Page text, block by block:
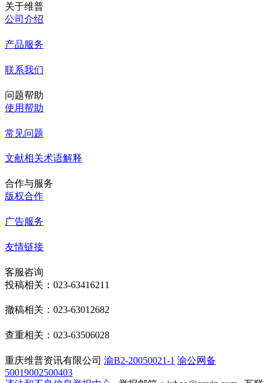
关于维普
公司介绍
产品服务
联系我们
问题帮助
使用帮助
常见问题
文献相关术语解释
合作与服务
版权合作
广告服务
友情链接
客服咨询
投稿相关：023-63416211
撤稿相关：023-63012682
查重相关：023-63506028
重庆维普资讯有限公司 渝B2-20050021-1 渝公网备
50019002500403